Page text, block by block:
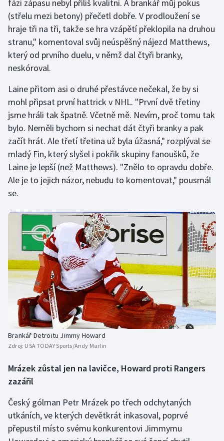
Olympijské hry
Parasport
Plavání
Ragby
Rychlobruslení
Rychlostní kanoistika
Short track
Stolní tenis
Triatlon
Veslování
Vodní slalom
Volejbal
Ostatní
fázi zápasu nebyl příliš kvalitní. A brankář můj pokus
(střelu mezi betony) přečetl dobře. V prodloužení se
hraje tři na tři, takže se hra vzápětí překlopila na druhou
stranu," komentoval svůj neúspěšný nájezd Matthews,
který od prvního duelu, v němž dal čtyři branky,
neskóroval.
Laine přitom asi o druhé přestávce nečekal, že by si
mohl připsat první hattrick v NHL. "První dvě třetiny
jsme hráli tak špatně. Včetně mě. Nevím, proč tomu tak
bylo. Neměli bychom si nechat dát čtyři branky a pak
začít hrát. Ale třetí třetina už byla úžasná," rozplýval se
mladý Fin, který slyšel i pokřik skupiny fanoušků, že
Laine je lepší (než Matthews). "Znělo to opravdu dobře.
Ale je to jejich názor, nebudu to komentovat," pousmál
se.
Brankář Detroitu Jimmy Howard
Zdroj: USA TODAY Sports/Andy Marlin
Mrázek zůstal jen na lavičce, Howard proti Rangers
zazářil
Český gólman Petr Mrázek po třech odchytaných
utkáních, ve kterých devětkrát inkasoval, poprvé
přepustil místo svému konkurentovi Jimmymu